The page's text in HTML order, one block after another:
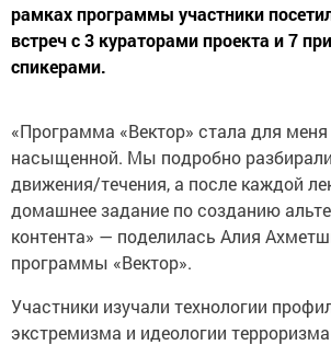
рамках программы участники
встреч с 3 кураторами проекта и 7
спикерами.
«Программа «Вектор» стала для меня
насыщенной. Мы подробно
движения/течения, а после каждой
домашнее задание по созданию
контента» — поделилась Алия
программы «Вектор».
Участники изучали технологии
экстремизма и идеологии